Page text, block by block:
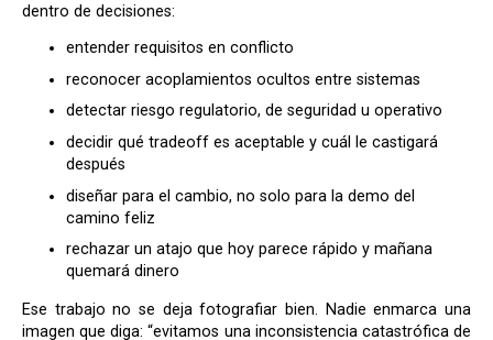
dentro de decisiones:
entender requisitos en conflicto
reconocer acoplamientos ocultos entre sistemas
detectar riesgo regulatorio, de seguridad u operativo
decidir qué tradeoff es aceptable y cuál le castigará
después
diseñar para el cambio, no solo para la demo del
camino feliz
rechazar un atajo que hoy parece rápido y mañana
quemará dinero
Ese trabajo no se deja fotografiar bien. Nadie enmarca una
imagen que diga: “evitamos una inconsistencia catastrófica de